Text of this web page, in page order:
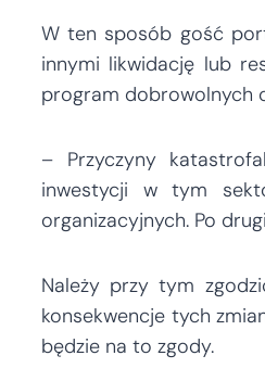
W ten sposób gość
innymi likwidację lub
program dobrowolnych
– Przyczyny
inwestycji w tym
organizacyjnych. Po
Należy przy tym
konsekwencje tych
będzie na to zgody.